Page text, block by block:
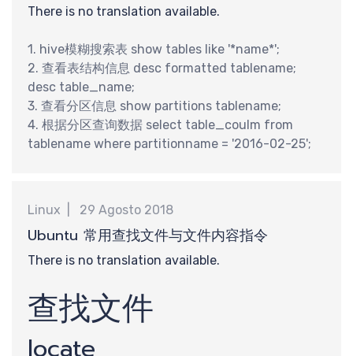
分
There is no translation available.
1. hive模糊搜索表 show tables like '*name*';
2. 查看表结构信息 desc formatted tablename;
desc table_name;
3. 查看分区信息 show partitions tablename;
4. 根据分区查询数据 select table_coulm from
tablename where partitionname = '2016-02-25';
Linux 29 Agosto 2018
Ubuntu 常用查找文件与文件内容指令
There is no translation available.
查找文件